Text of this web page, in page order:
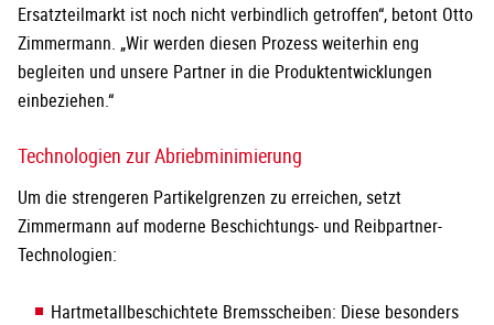
Ersatzteilmarkt ist noch nicht verbindlich getroffen“, betont Otto
Zimmermann. „Wir werden diesen Prozess weiterhin eng
begleiten und unsere Partner in die Produktentwicklungen
einbeziehen.“
Technologien zur Abriebminimierung
Um die strengeren Partikelgrenzen zu erreichen, setzt
Zimmermann auf moderne Beschichtungs‐ und Reibpartner-
Technologien:
Hartmetallbeschichtete Bremsscheiben: Diese besonders